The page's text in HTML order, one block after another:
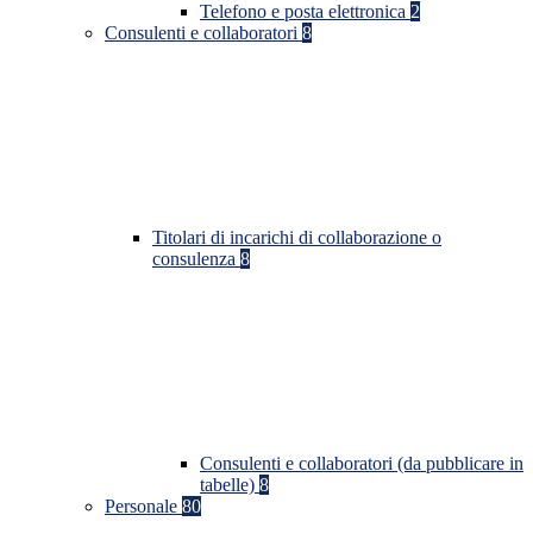
Telefono e posta elettronica 2
Consulenti e collaboratori 8
Titolari di incarichi di collaborazione o
consulenza 8
Consulenti e collaboratori (da pubblicare in
tabelle) 8
Personale 80